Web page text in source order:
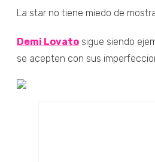
La star no tiene miedo de
Demi Lovato sigue siendo
se acepten con sus